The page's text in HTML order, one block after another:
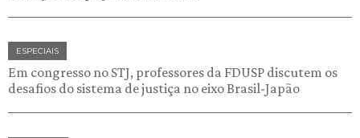
ESPECIAIS
Em congresso no STJ, professores da FDUSP discutem os
desafios do sistema de justiça no eixo Brasil-Japão